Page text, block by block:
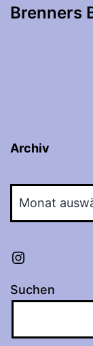
Brenners
Archiv
Instagram
Suchen